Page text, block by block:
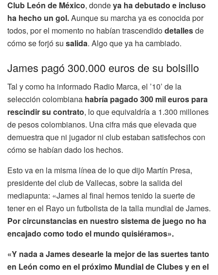
Club León de México, dondeya ha debutado e incluso
ha hecho un gol.Aunque su marcha ya es conocida por
todos, por el momento no habían trascendidodetallesde
cómo se forjó su salida. Algo que ya ha cambiado.
James pagó 300.000 euros de su bolsillo
Tal y como ha informado Radio Marca, el ’10’ de la
selección colombiana habría pagado 300 mil euros para
rescindir su contrato, lo que equivaldría a 1.300 millones
de pesos colombianos. Una cifra más que elevada que
demuestra que ni jugador ni club estaban satisfechos con
cómo se habían dado los hechos.
Esto va en la misma línea de lo que dijo Martín Presa,
presidente del club de Vallecas, sobre la salida del
mediapunta: «James al final hemos tenido la suerte de
tener en el Rayo un futbolista de la talla mundial de James.
Por circunstancias en nuestro sistema de juego no ha
encajado como todo el mundo quisiéramos».
«Y nada a James desearle la mejor de las suertes tanto
en León como en el próximo Mundial de Clubes y en el